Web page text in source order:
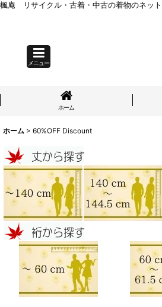
楓庵 リサイクル・古着・中古の着物のネッ
メニュー
ホーム
ホーム > 60%OFF Discount